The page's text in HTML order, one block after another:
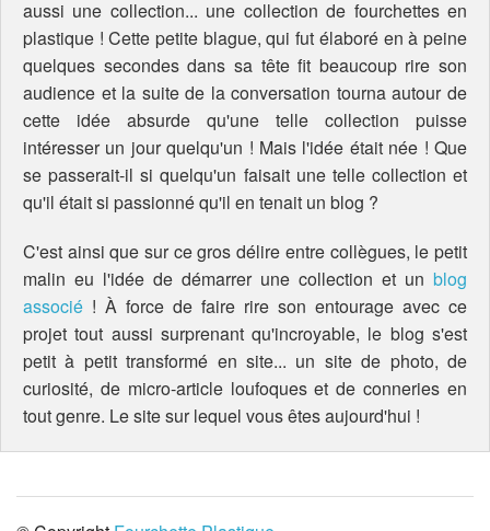
aussi une collection... une collection de fourchettes en
plastique ! Cette petite blague, qui fut élaboré en à peine
quelques secondes dans sa tête fit beaucoup rire son
audience et la suite de la conversation tourna autour de
cette idée absurde qu'une telle collection puisse
intéresser un jour quelqu'un ! Mais l'idée était née ! Que
se passerait-il si quelqu'un faisait une telle collection et
qu'il était si passionné qu'il en tenait un blog ?
C'est ainsi que sur ce gros délire entre collègues, le petit
malin eu l'idée de démarrer une collection et un blog
associé ! À force de faire rire son entourage avec ce
projet tout aussi surprenant qu'incroyable, le blog s'est
petit à petit transformé en site... un site de photo, de
curiosité, de micro-article loufoques et de conneries en
tout genre. Le site sur lequel vous êtes aujourd'hui !